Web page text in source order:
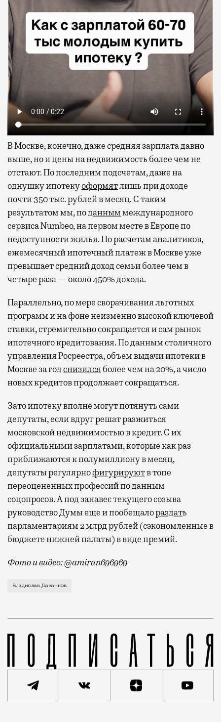
В Москве, конечно, даже средняя зарплата давно
выше, но и цены на недвижимость более чем не
отстают. По последним подсчетам, даже на
однушку ипотекуоформятлишь при доходе
почти 350 тыс. рублей в месяц. С таким
результатом мы, поданныммеждународного
сервиса Numbeo, на первом месте в Европе по
недоступности жилья. По расчетам аналитиков,
ежемесячный ипотечный платеж в Москве уже
превышает средний доход семьи более чем в
четыре раза — около 450% дохода.
Параллельно, по мере сворачивания льготных
программ и на фоне неизменно высокой ключевой
ставки, стремительно сокращается и сам рынок
ипотечного кредитования. По данным столичного
управления Росреестра, объем выдачи ипотеки в
Москве за годснизилсяболее чем на 20%, а число
новых кредитов продолжает сокращаться.
Зато ипотеку вполне могут потянуть сами
депутаты, если вдруг решат разжиться
московской недвижимостью в кредит. С их
официальными зарплатами, которые как раз
приближаются к полумиллиону в месяц,
депутаты регулярнофигурируютв топе
переоцененных профессий по данным
соцопросов. А под занавес текущего созыва
руководство Думы еще и пообещалораздать
парламентариям 2 млрд рублей (сэкономленные в
бюджете нижней палаты) в виде премий.
Фото и видео: @amiran696969
Видео с репликой из интервью народного
Владислав Даванков